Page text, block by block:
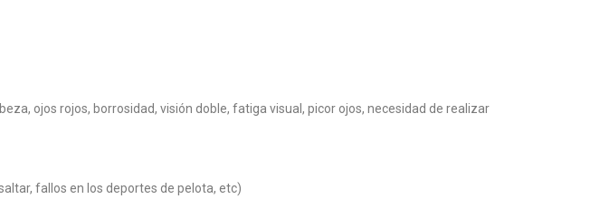
ojos rojos, borrosidad, visión doble, fatiga visual, picor ojos, necesidad de realizar
fallos en los deportes de pelota, etc)